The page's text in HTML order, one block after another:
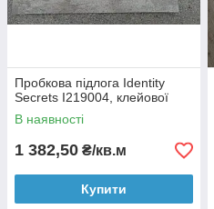
Пробкова підлога Identity
Secrets I219004, клейової
В наявності
1 382,50 ₴/кв.м
Купити